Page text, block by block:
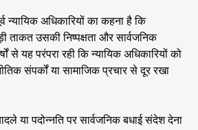
न्यायिक अधिकारियों का कहना है कि
ताकत उसकी निष्पक्षता और सार्वजनिक
से यह परंपरा रही कि न्यायिक अधिकारियों को
संपर्कों या सामाजिक प्रचार से दूर रखा
या पदोन्नति पर सार्वजनिक बधाई संदेश देना